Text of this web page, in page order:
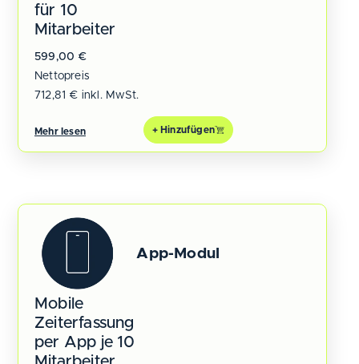
für 10
Mitarbeiter
599,00 €
Nettopreis
712,81 € inkl. MwSt.
Mehr lesen + Hinzufügen
App-Modul
Mobile
Zeiterfassung
per App je 10